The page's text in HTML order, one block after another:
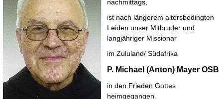
nachmittags,
ist nach längerem altersbedingten
Leiden unser Mitbruder und
langjähriger Missionar
im Zululand/ Südafrika
P. Michael (Anton) Mayer OSB
in den Frieden Gottes
heimgegangen.